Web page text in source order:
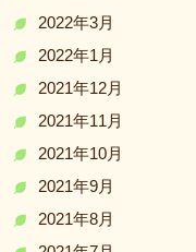
2022年3月
2022年1月
2021年12月
2021年11月
2021年10月
2021年9月
2021年8月